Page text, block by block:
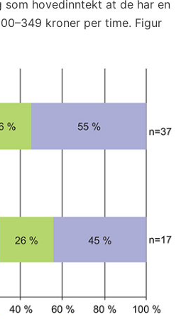
hovedinntekt at de har en
kroner per time. Figur